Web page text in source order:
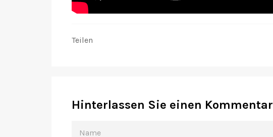
Teilen
Hinterlassen Sie einen Kommentar